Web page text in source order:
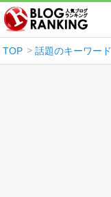
TOP 話題のキーワード